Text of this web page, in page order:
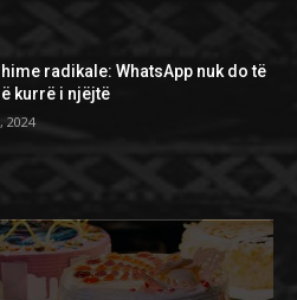
radikale: WhatsApp nuk do të
kurrë i njëjtë
2024